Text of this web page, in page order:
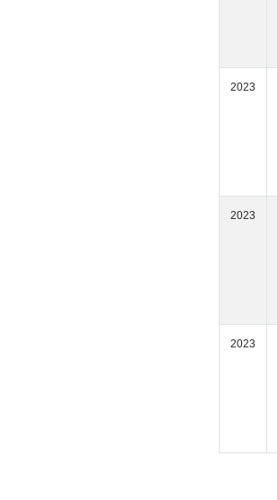
2023
2023
2023